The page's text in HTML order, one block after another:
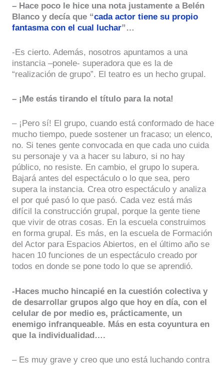
– Hace poco le hice una nota justamente a Belén
Blanco y decía que “cada actor tiene su propio
fantasma con el cual luchar”…
-Es cierto. Además, nosotros apuntamos a una
instancia –ponele- superadora que es la de
“realización de grupo”. El teatro es un hecho grupal.
– ¡Me estás tirando el título para la nota!
– ¡Pero sí! El grupo, cuando está conformado de hace
mucho tiempo, puede sostener un fracaso; un elenco,
no. Si tenes gente convocada en que cada uno cuida
su personaje y va a hacer su laburo, si no hay
público, no resiste. En cambio, el grupo lo supera.
Bajará antes del espectáculo o lo que sea, pero
supera la instancia. Crea otro espectáculo y analiza
el por qué pasó lo que pasó. Cada vez está más
difícil la construcción grupal, porque la gente tiene
que vivir de otras cosas. En la escuela construimos
en forma grupal. Es más, en la escuela de Formación
del Actor para Espacios Abiertos, en el último año se
hacen 10 funciones de un espectáculo creado por
todos en donde se pone todo lo que se aprendió.
-Haces mucho hincapié en la cuestión colectiva y
de desarrollar grupos algo que hoy en día, con el
celular de por medio es, prácticamente, un
enemigo infranqueable. Más en esta coyuntura en
que la individualidad….
– Es muy grave y creo que uno está luchando contra